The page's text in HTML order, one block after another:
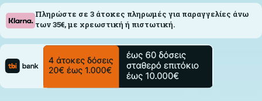
Πληρώστε σε 3 άτοκες πληρωμές για παραγγελίες άνω
των 35€, με χρεωστική ή πιστωτική.